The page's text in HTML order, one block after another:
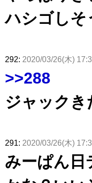
ハシゴしそ
292: 2020/03/26(木)
>>288
ジャックき
291: 2020/03/26(木)
みーぱん日